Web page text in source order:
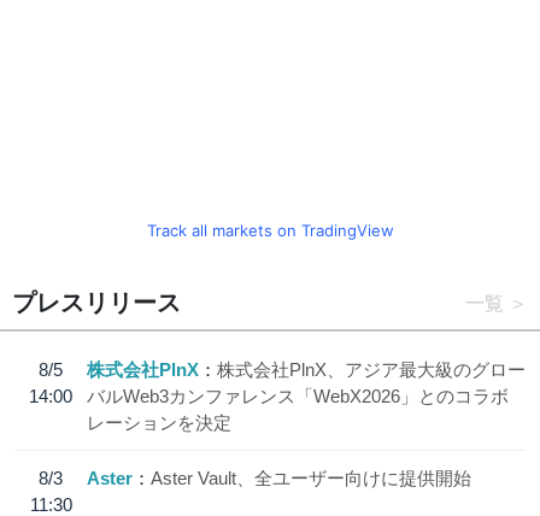
Track all markets on TradingView
プレスリリース 一覧
8/5
14:00
株式会社PlnX
株式会社PlnX、アジア最大級のグロー
バルWeb3カンファレンス「WebX2026」とのコラボ
レーションを決定
8/3
11:30
Aster Aster Vault、全ユーザー向けに提供開始